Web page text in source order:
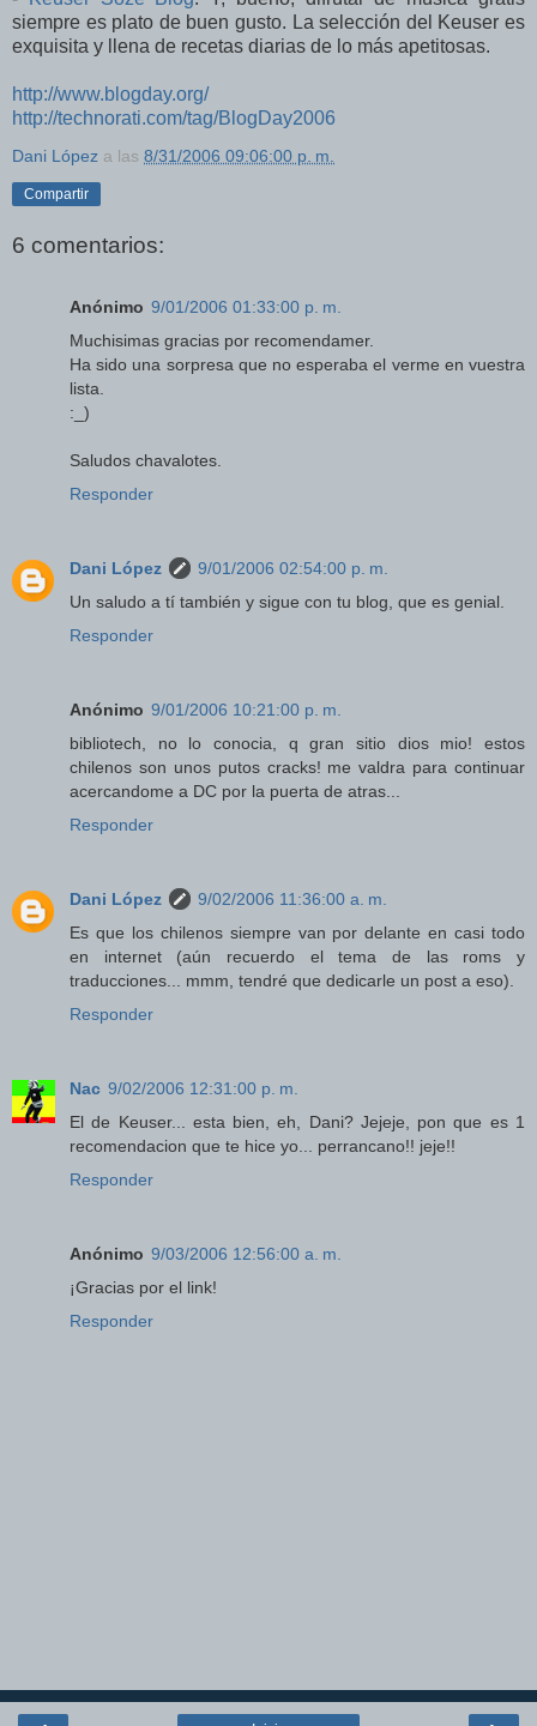
siempre es plato de buen gusto. La selección del Keuser es
exquisita y llena de recetas diarias de lo más apetitosas.
http://www.blogday.org/
http://technorati.com/tag/BlogDay2006
Dani López a las 8/31/2006 09:06:00 p. m.
Compartir
6 comentarios:
Anónimo 9/01/2006 01:33:00 p. m.
Muchisimas gracias por recomendamer.
Ha sido una sorpresa que no esperaba el verme en vuestra
lista.
:_)
Saludos chavalotes.
Responder
Dani López
9/01/2006 02:54:00 p. m.
Un saludo a tí también y sigue con tu blog, que es genial.
Responder
Anónimo 9/01/2006 10:21:00 p. m.
bibliotech, no lo conocia, q gran sitio dios mio! estos
chilenos son unos putos cracks! me valdra para continuar
acercandome a DC por la puerta de atras...
Responder
Dani López
9/02/2006 11:36:00 a. m.
Es que los chilenos siempre van por delante en casi todo
en internet (aún recuerdo el tema de las roms y
traducciones... mmm, tendré que dedicarle un post a eso).
Responder
Nac 9/02/2006 12:31:00 p. m.
El de Keuser... esta bien, eh, Dani? Jejeje, pon que es 1
recomendacion que te hice yo... perrancano!! jeje!!
Responder
Anónimo 9/03/2006 12:56:00 a. m.
¡Gracias por el link!
Responder